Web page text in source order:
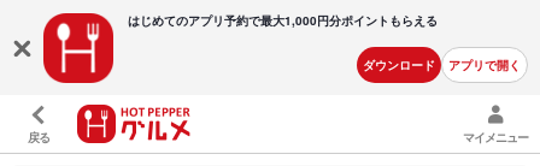
はじめてのアプリ予約で最大1,000円分ポイントもらえる
ダウンロード アプリで開く
戻る マイメニュー